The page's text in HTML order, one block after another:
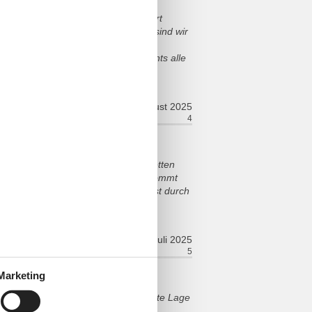
muss in diesem Haus investiert
um in den Urlaub zu fahren, sind wir
bis zum Wasser. Die Restaurants alle
august 2025
4
Besteck und Geschirr da. Die Betten
Die Lage ist top, man kommt
Kinder und für das leibliche Wohl ist durch
juli 2025
5
sauber ,alles vorhanden und gute Lage